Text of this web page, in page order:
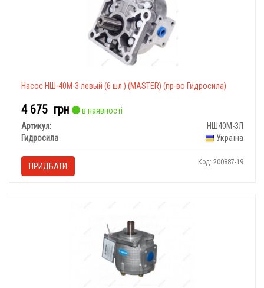
Насос НШ-40М-3 левый (6 шл.) (MASTER) (пр-во Гидросила)
4 675 грн
в наявності
Артикул:
НШ40М-3Л
Гидросила
Україна
ПРИДБАТИ Код: 200887-19